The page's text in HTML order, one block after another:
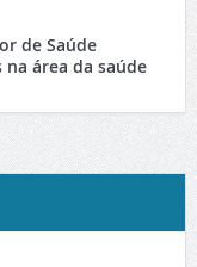
de Saúde
área da saúde